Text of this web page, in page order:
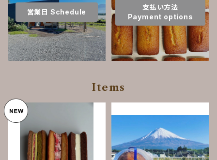
営業日 Schedule
支払い方法
Payment options
Items